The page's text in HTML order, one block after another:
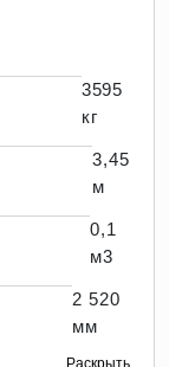
3595
кг
3,45
м
0,1
м3
2 520
мм
Раскрыть